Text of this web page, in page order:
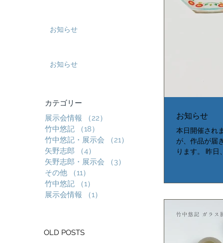
お知らせ
本日開催され
が、作品が届
ります。 昨
日、手紙舎さ
展示会情報 （22）
竹中悠記
（18）
竹中悠記・展示会
（21）
矢野志郎
（4）
矢野志郎・展示会
（3）
その他
（11）
竹中悠記
（1）
展示会情報
（1）
お知らせ
お知らせ
​カテゴリー
OLD POSTS